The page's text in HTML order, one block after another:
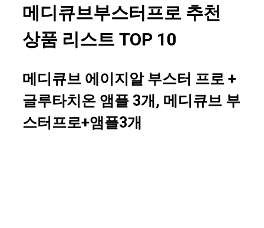
메디큐브부스터프로 추천
상품 리스트 TOP 10
메디큐브 에이지알 부스터 프로 +
글루타치온 앰플 3개, 메디큐브 부
스터프로+앰플3개